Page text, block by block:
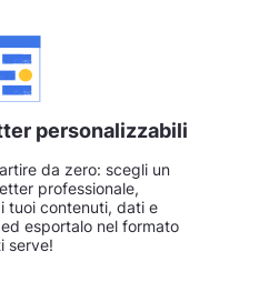
personalizzabili
da zero: scegli un
professionale,
tuoi contenuti, dati e
esportalo nel formato
serve!